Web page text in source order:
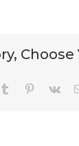
Choose
tumblr pinterest
vk